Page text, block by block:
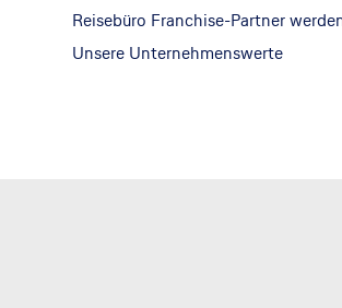
Reisebüro Franchise-Partner
Unsere Unternehmenswerte